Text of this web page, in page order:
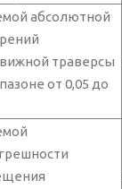
абсолютной
траверсы
от 0,05 до